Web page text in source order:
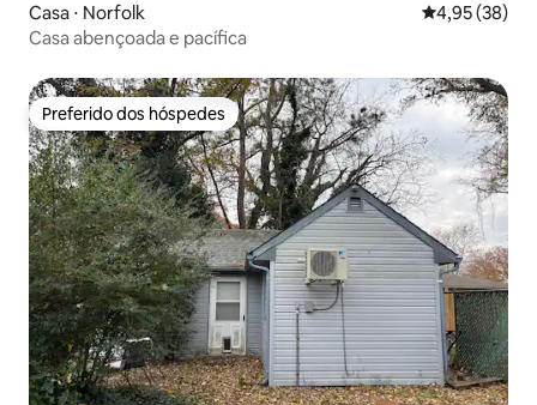
Casa ⋅ Norfolk 4,95 de uma
4,95 (38)
Casa abençoada e pacífica
Preferido dos hóspedes
Preferido dos hóspedes